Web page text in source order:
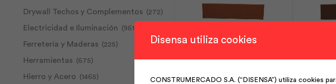
Fachaleta Gres Natural Nor
Drywall Techos y Complementos (272)
Electricidad e Iluminación (961)
Ferretería y Maderas (225)
Herramientas (675)
Hierro y Acero (1465)
Disensa utiliza cookies
CONSTRUMERCADO S.A. (“DISENSA”) utiliza cookies